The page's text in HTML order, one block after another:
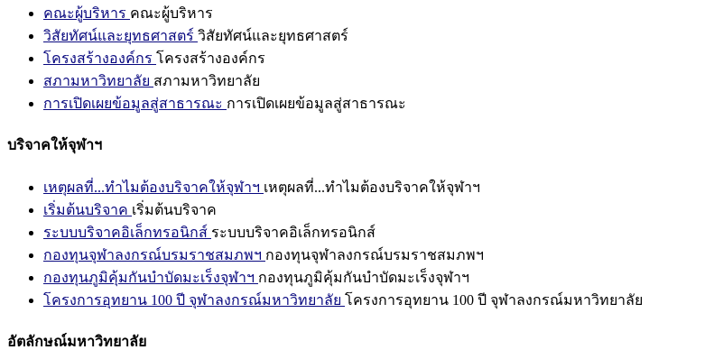
คณะผู้บริหาร คณะผู้บริหาร
วิสัยทัศน์และยุทธศาสตร์ วิสัยทัศน์และยุทธศาสตร์
โครงสร้างองค์กร โครงสร้างองค์กร
สภามหาวิทยาลัย สภามหาวิทยาลัย
การเปิดเผยข้อมูลสู่สาธารณะ การเปิดเผยข้อมูลสู่สาธารณะ
บริจาคให้จุฬาฯ
เหตุผลที่...ทำไมต้องบริจาคให้จุฬาฯ เหตุผลที่...ทำไมต้องบริจาคให้จุฬาฯ
เริ่มต้นบริจาค เริ่มต้นบริจาค
ระบบบริจาคอิเล็กทรอนิกส์ ระบบบริจาคอิเล็กทรอนิกส์
กองทุนจุฬาลงกรณ์บรมราชสมภพฯ กองทุนจุฬาลงกรณ์บรมราชสมภพฯ
กองทุนภูมิคุ้มกันบำบัดมะเร็งจุฬาฯ กองทุนภูมิคุ้มกันบำบัดมะเร็งจุฬาฯ
โครงการอุทยาน 100 ปี จุฬาลงกรณ์มหาวิทยาลัย โครงการอุทยาน 100 ปี จุฬาลงกรณ์มหาวิทยาลัย
อัตลักษณ์มหาวิทยาลัย